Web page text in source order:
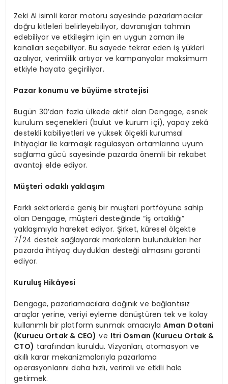
Zeki AI isimli karar motoru sayesinde pazarlamacılar
doğru kitleleri belirleyebiliyor, davranışları tahmin
edebiliyor ve etkileşim için en uygun zaman ile
kanalları seçebiliyor. Bu sayede tekrar eden iş yükleri
azalıyor, verimlilik artıyor ve kampanyalar maksimum
etkiyle hayata geçiriliyor.
Pazar konumu ve büyüme stratejisi
Bugün 30’dan fazla ülkede aktif olan Dengage, esnek
kurulum seçenekleri (bulut ve kurum içi), yapay zekâ
destekli kabiliyetleri ve yüksek ölçekli kurumsal
ihtiyaçlar ile karmaşık regülasyon ortamlarına uyum
sağlama gücü sayesinde pazarda önemli bir rekabet
avantajı elde ediyor.
Müşteri odaklı yaklaşım
Farklı sektörlerde geniş bir müşteri portföyüne sahip
olan Dengage, müşteri desteğinde “iş ortaklığı”
yaklaşımıyla hareket ediyor. Şirket, küresel ölçekte
7/24 destek sağlayarak markaların bulundukları her
pazarda ihtiyaç duydukları desteği almasını garanti
ediyor.
Kuruluş Hikâyesi
Dengage, pazarlamacılara dağınık ve bağlantısız
araçlar yerine, veriyi eyleme dönüştüren tek ve kolay
kullanımlı bir platform sunmak amacıyla Aman Dotani
(Kurucu Ortak & CEO) ve Itri Osman (Kurucu Ortak &
CTO) tarafından kuruldu. Vizyonları, otomasyon ve
akıllı karar mekanizmalarıyla pazarlama
operasyonlarını daha hızlı, verimli ve etkili hale
getirmek.